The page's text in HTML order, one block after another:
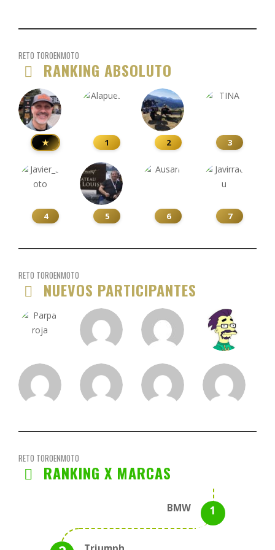
RETO TOROENMOTO
RANKING ABSOLUTO
★ 1 2 3
4 5 6 7
RETO TOROENMOTO
NUEVOS PARTICIPANTES
RETO TOROENMOTO
RANKING X MARCAS
BMW